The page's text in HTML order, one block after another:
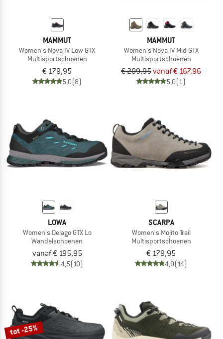
MAMMUT
Women's Nova IV Low GTX
Multisportschoenen
€ 179,95
5,0(8)
MAMMUT
Women's Nova IV Mid GTX
Multisportschoenen
€ 209,95vanaf € 167,96
5,0(1)
LOWA
Women's Delago GTX Lo
Wandelschoenen
vanaf € 195,95
4,5(10)
SCARPA
Women's Mojito Trail
Multisportschoenen
€ 179,95
4,9(14)
tot -25%